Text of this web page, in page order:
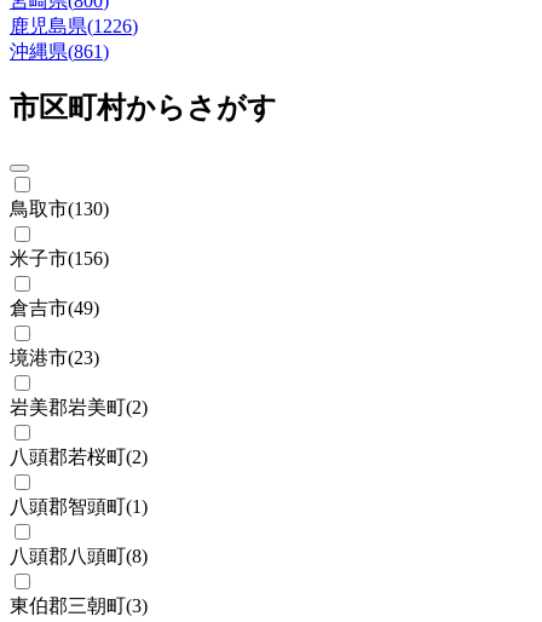
鹿児島県(1226)
沖縄県(861)
市区町村からさがす
鳥取市(130)
米子市(156)
倉吉市(49)
境港市(23)
岩美郡岩美町(2)
八頭郡若桜町(2)
八頭郡智頭町(1)
八頭郡八頭町(8)
東伯郡三朝町(3)